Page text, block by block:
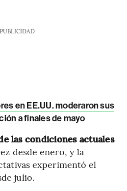
PUBLICIDAD
en EE.UU. moderaron sus
a finales de mayo
las condiciones actuales
desde enero, y la
experimentó el
julio.